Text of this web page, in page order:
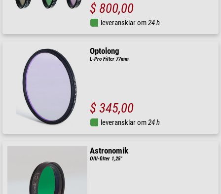
$ 800,00
leveransklar om24 h
Optolong
L-Pro Filter 77mm
$ 345,00
leveransklar om24 h
Astronomik
OIII-filter 1,25"